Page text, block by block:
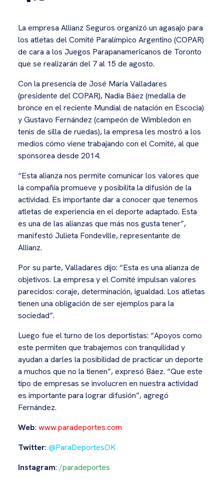
La empresa Allianz Seguros organizó un agasajo para
los atletas del Comité Paralímpico Argentino (COPAR)
de cara a los Juegos Parapanamericanos de Toronto
que se realizarán del 7 al 15 de agosto.
Con la presencia de José María Valladares
(presidente del COPAR), Nadia Báez (medalla de
bronce en el reciente Mundial de natación en Escocia)
y Gustavo Fernández (campeón de Wimbledon en
tenis de silla de ruedas), la empresa les mostró a los
medios cómo viene trabajando con el Comité, al que
sponsorea desde 2014.
“Esta alianza nos permite comunicar los valores que
la compañía promueve y posibilita la difusión de la
actividad. Es importante dar a conocer que tenemos
atletas de experiencia en el deporte adaptado. Esta
es una de las alianzas que más nos gusta tener”,
manifestó Julieta Fondeville, representante de
Allianz.
Por su parte, Valladares dijo: “Esta es una alianza de
objetivos. La empresa y el Comité impulsan valores
parecidos: coraje, determinación, igualdad. Los atletas
tienen una obligación de ser ejemplos para la
sociedad”.
Luego fue el turno de los deportistas: “Apoyos como
este permiten que trabajemos con tranquilidad y
ayudan a darles la posibilidad de practicar un deporte
a muchos que no la tienen”, expresó Báez. “Que este
tipo de empresas se involucren en nuestra actividad
es importante para lograr difusión”, agregó
Fernández.
Web: www.paradeportes.com
Twitter: @ParaDeportesOK
Instagram: /paradeportes